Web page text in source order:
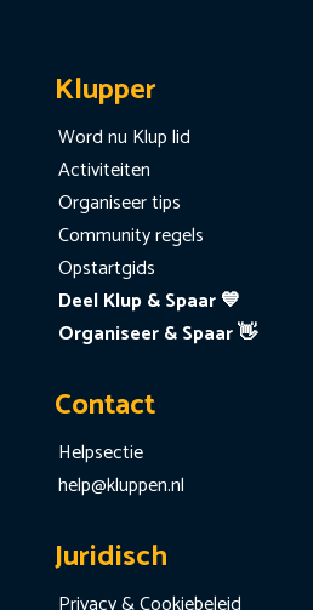
Klupper
Word nu Klup lid
Activiteiten
Organiseer tips
Community regels
Opstartgids
Deel Klup & Spaar 💙
Organiseer & Spaar 👋
Contact
Helpsectie
help@kluppen.nl
Juridisch